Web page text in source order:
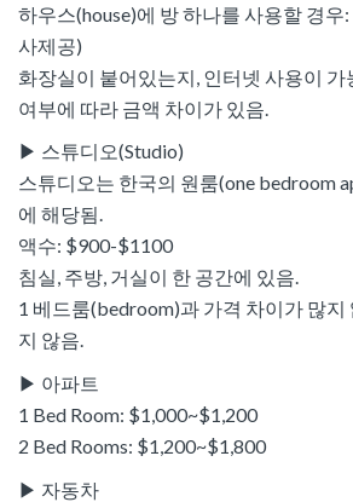
하우스(house)에 방 하나를 사용할 경
사제공)
화장실이 붙어있는지, 인터넷 사용이 가
여부에 따라 금액 차이가 있음.
▶ 스튜디오(Studio)
스튜디오는 한국의 원룸(one bedroom
에 해당됨.
액수: $900-$1100
침실, 주방, 거실이 한 공간에 있음.
1 베드룸(bedroom)과 가격 차이가 많지
지 않음.
▶ 아파트
1 Bed Room: $1,000~$1,200
2 Bed Rooms: $1,200~$1,800
▶ 자동차